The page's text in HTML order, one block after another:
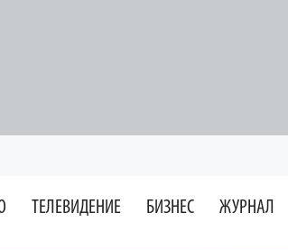
ТЕЛЕВИДЕНИЕ БИЗНЕС ЖУРНАЛ